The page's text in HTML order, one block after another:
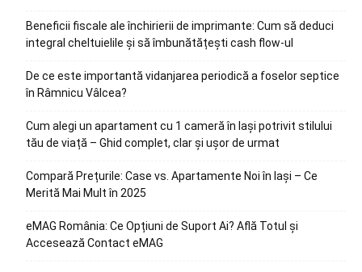
Beneficii fiscale ale închirierii de imprimante: Cum să deduci
integral cheltuielile și să îmbunătățești cash flow-ul
De ce este importantă vidanjarea periodică a foselor septice
în Râmnicu Vâlcea?
Cum alegi un apartament cu 1 cameră în Iași potrivit stilului
tău de viață – Ghid complet, clar și ușor de urmat
Compară Prețurile: Case vs. Apartamente Noi în Iași – Ce
Merită Mai Mult în 2025
eMAG România: Ce Opțiuni de Suport Ai? Află Totul și
Accesează Contact eMAG